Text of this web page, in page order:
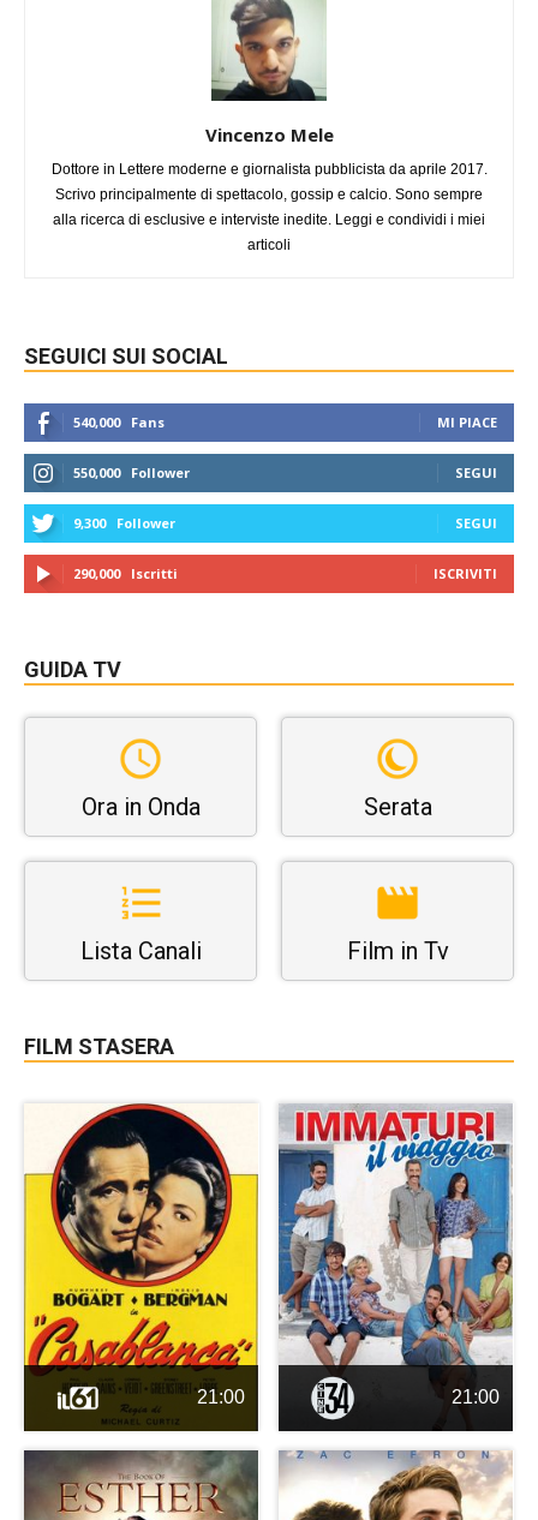
Vincenzo Mele
Dottore in Lettere moderne e giornalista pubblicista da aprile 2017.
Scrivo principalmente di spettacolo, gossip e calcio. Sono sempre
alla ricerca di esclusive e interviste inedite. Leggi e condividi i miei
articoli
SEGUICI SUI SOCIAL
540,000 Fans MI PIACE
550,000 Follower SEGUI
9,300 Follower SEGUI
290,000 Iscritti ISCRIVITI
GUIDA TV
Ora in Onda Serata
Lista Canali Film in Tv
FILM STASERA
21:00 21:00